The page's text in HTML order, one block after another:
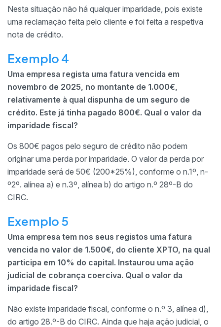
Nesta situação não há qualquer imparidade, pois existe
uma reclamação feita pelo cliente e foi feita a respetiva
nota de crédito.
Exemplo 4
Uma empresa regista uma fatura vencida em
novembro de 2025, no montante de 1.000€,
relativamente à qual dispunha de um seguro de
crédito. Este já tinha pagado 800€. Qual o valor da
imparidade fiscal?
Os 800€ pagos pelo seguro de crédito não podem
originar uma perda por imparidade. O valor da perda por
imparidade será de 50€ (200*25%), conforme o n.1º, n-
º2º. alínea a) e n.3º, alínea b) do artigo n.º 28º-B do
CIRC.
Exemplo 5
Uma empresa tem nos seus registos uma fatura
vencida no valor de 1.500€, do cliente XPTO, na qual
participa em 10% do capital. Instaurou uma ação
judicial de cobrança coerciva. Qual o valor da
imparidade fiscal?
Não existe imparidade fiscal, conforme o n.º 3, alínea d),
do artigo 28.º-B do CIRC. Ainda que haja ação judicial, o